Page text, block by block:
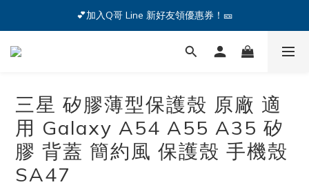
🔥iPhone 17 全系列熱銷中🔥點我購買 — !
💕加入Q哥 Line 新好友領優惠券！🎫
🔥iPhone 17 全系列熱銷中🔥點我購買 — !
三星 矽膠薄型保護殼 原廠 適
用 Galaxy A54 A55 A35 矽
膠 背蓋 簡約風 保護殼 手機殼
SA47